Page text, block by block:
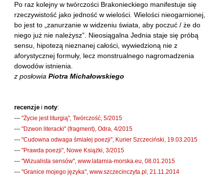
Kain Dawid
Kalenin Magdalena
Kamiński Gabriel Leonard
Kaniecka-Mazurek Anna
Kántor Péter
Keineg Paol
Kępiński Piotr
Kępisty Iwona
Kierc Bogusław
Klera Wiktoria
Klęczar Wojciech
Po raz kolejny w twórczości Brakonieckiego manifestuje się
rzeczywistość jako jedność w wielości. Wielości nieogarnionej,
bo jest to „zanurzanie w widzeniu świata, aby poczuć / że do
niego już nie należysz”. Nieosiągalna Jednia staje się próbą
sensu, hipotezą nieznanej całości, wywiedzioną nie z
aforystycznej formuły, lecz monstrualnego nagromadzenia
dowodów istnienia.
z posłowia Piotra Michałowskiego
recenzjei noty:
--- "Życie jest liturgią", Twórczość, 5/2015
--- "Dzwon literacki" (fragment), Odra, 4/2015
--- "Cudowna odwaga śmiałej poezji", Kurier Szczeciński, 19.03.2015
--- "Prawda poezji", Nowe Książki, 3/2015
--- "Wizualista sensów", www.latarnia-morska.eu, 08.01.2015
--- "Granice mojego języka", www.szczecinczyta.pl, 21.11.2014